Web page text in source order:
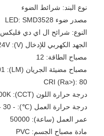
نوع البند: شرائط الضوء
مصدر ضوء LED: SMD3528
النوع: شرائح ال اي دي فليكس
الجهد الكهربي للإدخال (V): DC24V
مصباح الطاقة: 12
مصباح مضيئة الجريان (LM): 288-401
CRI (Ra>): 80
درجة حرارة اللون (CCT): 2700-6500K
درجة حرارة العمل (℃): - 30 - 45
عمر العمل (ساعة): 50000
مادة مصباح الجسم: PVC